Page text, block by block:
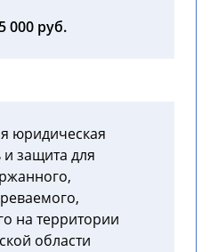
000 руб.
юридическая
защита для
на территории
области